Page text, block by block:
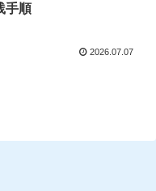
手順
2026.07.07